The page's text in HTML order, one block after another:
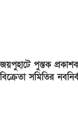
জয়পুহাটে পুস্তক
বিক্রেতা সমিতির